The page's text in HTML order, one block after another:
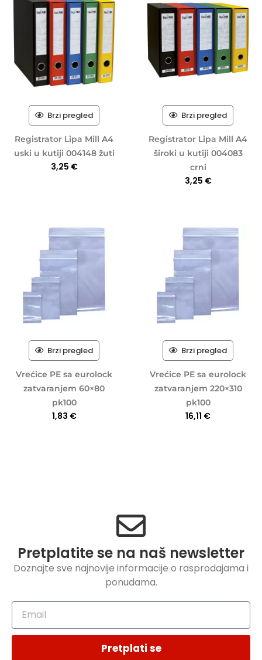
Brzi pregled
Registrator Lipa Mill A4
uski u kutiji 004148 žuti
3,25 €
Brzi pregled
Registrator Lipa Mill A4
široki u kutiji 004083
crni
3,25 €
Brzi pregled
Vrećice PE sa eurolock
zatvaranjem 60×80
pk100
1,83 €
Brzi pregled
Vrećice PE sa eurolock
zatvaranjem 220×310
pk100
16,11 €
Pretplatite se na naš newsletter
Doznajte sve najnovije informacije o rasprodajama i
ponudama.
Pretplati se